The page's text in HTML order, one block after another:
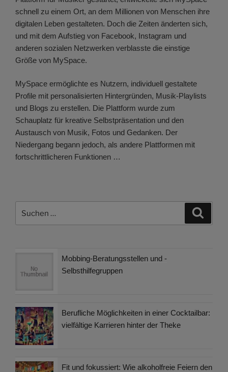
schnell zu einem Ort, an dem Millionen von Menschen ihre
digitalen Leben gestalteten. Doch die Zeiten änderten sich,
und mit dem Aufstieg von Facebook, Instagram und
anderen sozialen Netzwerken verblasste die einstige
Größe von MySpace.
MySpace ermöglichte es Nutzern, individuell gestaltete
Profile mit personalisierten Hintergründen, Musik-Playlists
und Blogs zu erstellen. Die Plattform wurde zum
Schauplatz für kreative Selbstpräsentation und den
Austausch von Musik, Fotos und Gedanken. Der
Niedergang begann jedoch, als andere Plattformen mit
fortschrittlicheren Funktionen …
nach:
Mobbing-Beratungsstellen und -
Selbsthilfegruppen
Berufliche Möglichkeiten in einer Cocktailbar:
vielfältige Karrieren hinter der Theke
Fit und fokussiert: Wie alkoholfreie Feiern den